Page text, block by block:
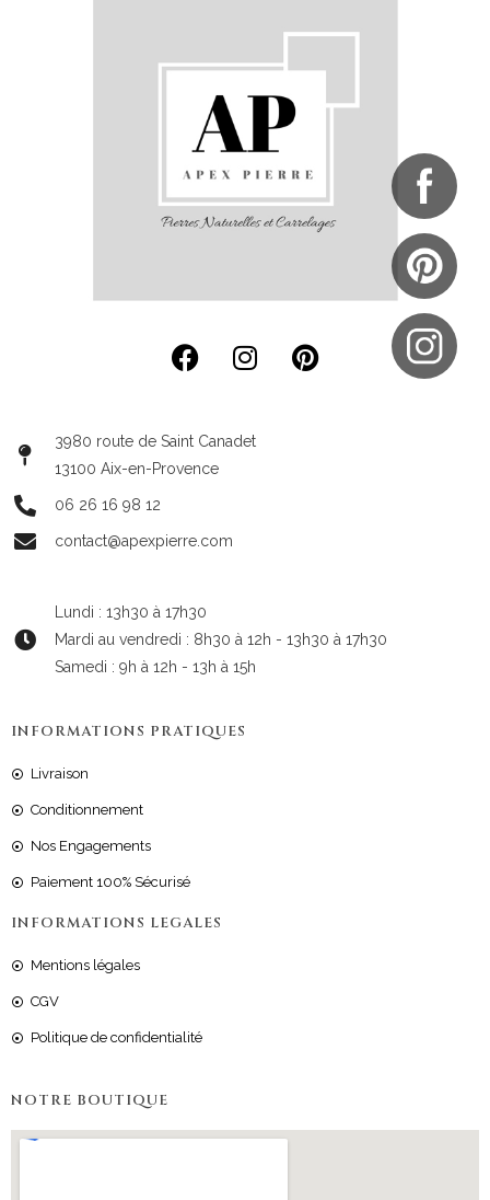
3980 route de Saint Canadet
13100 Aix-en-Provence
06 26 16 98 12
contact@apexpierre.com
Lundi : 13h30 à 17h30
Mardi au vendredi : 8h30 à 12h - 13h30 à 17h30
Samedi : 9h à 12h - 13h à 15h
INFORMATIONS PRATIQUES
Livraison
Conditionnement
Nos Engagements
Paiement 100% Sécurisé
INFORMATIONS LEGALES
Mentions légales
CGV
Politique de confidentialité
NOTRE BOUTIQUE